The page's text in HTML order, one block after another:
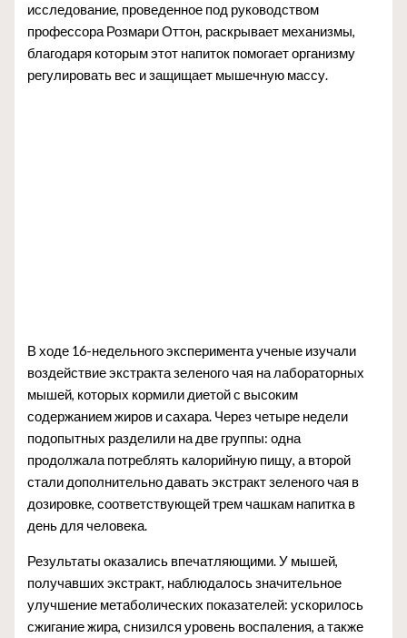
исследование, проведенное под руководством
профессора Розмари Оттон, раскрывает механизмы,
благодаря которым этот напиток помогает организму
регулировать вес и защищает мышечную массу.
В ходе 16-недельного эксперимента ученые изучали
воздействие экстракта зеленого чая на лабораторных
мышей, которых кормили диетой с высоким
содержанием жиров и сахара. Через четыре недели
подопытных разделили на две группы: одна
продолжала потреблять калорийную пищу, а второй
стали дополнительно давать экстракт зеленого чая в
дозировке, соответствующей трем чашкам напитка в
день для человека.
Результаты оказались впечатляющими. У мышей,
получавших экстракт, наблюдалось значительное
улучшение метаболических показателей: ускорилось
сжигание жира, снизился уровень воспаления, а также